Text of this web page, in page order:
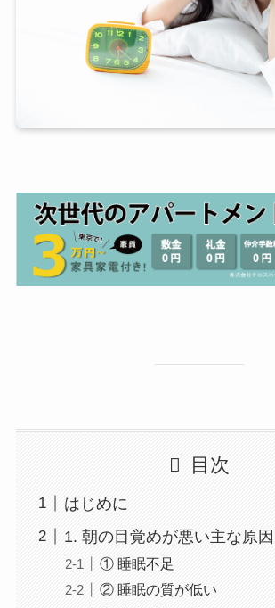
目次
はじめに
1. 朝の目覚めが悪い主な原因
① 睡眠不足
② 睡眠の質が低い